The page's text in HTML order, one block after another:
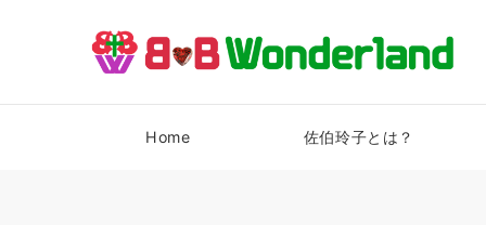
Home 佐伯玲子とは？